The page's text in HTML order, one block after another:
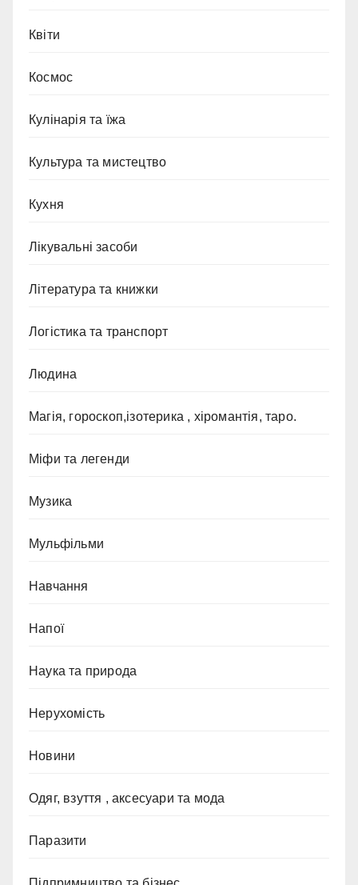
Квіти
Космос
Кулінарія та їжа
Культура та мистецтво
Кухня
Лікувальні засоби
Література та книжки
Логістика та транспорт
Людина
Магія, гороскоп,ізотерика , хіромантія, таро.
Міфи та легенди
Музика
Мульфільми
Навчання
Напої
Наука та природа
Нерухомість
Новини
Одяг, взуття , аксесуари та мода
Паразити